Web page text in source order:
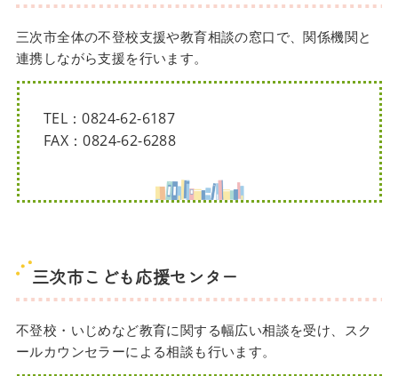
三次市全体の不登校支援や教育相談の窓口で、関係機関と
連携しながら支援を行います。
TEL：0824-62-6187
FAX：0824-62-6288
三次市こども応援センター
不登校・いじめなど教育に関する幅広い相談を受け、スク
ールカウンセラーによる相談も行います。